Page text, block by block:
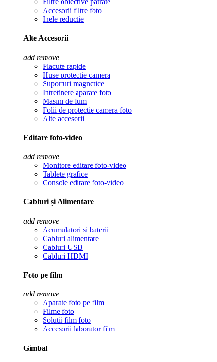
Filtre obiective patrate
Accesorii filtre foto
Inele reductie
Alte Accesorii
add remove
Placute rapide
Huse protectie camera
Suporturi magnetice
Intretinere aparate foto
Masini de fum
Folii de protectie camera foto
Alte accesorii
Editare foto-video
add remove
Monitore editare foto-video
Tablete grafice
Console editare foto-video
Cabluri și Alimentare
add remove
Acumulatori si baterii
Cabluri alimentare
Cabluri USB
Cabluri HDMI
Foto pe film
add remove
Aparate foto pe film
Filme foto
Solutii film foto
Accesorii laborator film
Gimbal